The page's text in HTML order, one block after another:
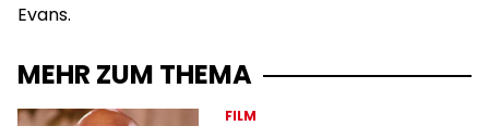
Evans.
MEHR ZUM THEMA
FILM